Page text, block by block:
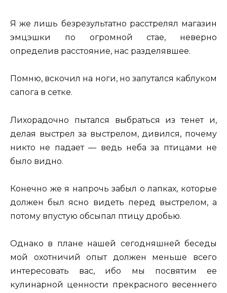
Я же лишь безрезультатно расстрелял магазин
эмцэшки по огромной стае, неверно
определив расстояние, нас разделявшее.
Помню, вскочил на ноги, но запутался каблуком
сапога в сетке.
Лихорадочно пытался выбраться из тенет и,
делая выстрел за выстрелом, дивился, почему
никто не падает — ведь неба за птицами не
было видно.
Конечно же я напрочь забыл о лапках, которые
должен был ясно видеть перед выстрелом, а
потому впустую обсыпал птицу дробью.
Однако в плане нашей сегодняшней беседы
мой охотничий опыт должен меньше всего
интересовать вас, ибо мы посвятим ее
кулинарной ценности прекрасного весеннего